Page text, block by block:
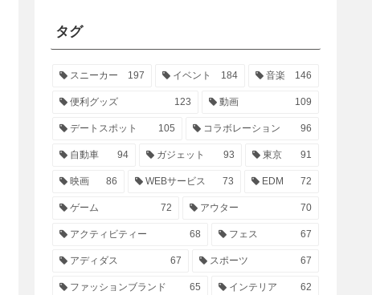
タグ
スニーカー 197 イベント 184 音楽 146
便利グッズ 123 動画 109
デートスポット 105 コラボレーション 96
自動車 94 ガジェット 93 東京 91
映画 86 WEBサービス 73 EDM 72
ゲーム 72 アウター 70
アクティビティー 68 フェス 67
アディダス 67 スポーツ 67
ファッションブランド 65 インテリア 62